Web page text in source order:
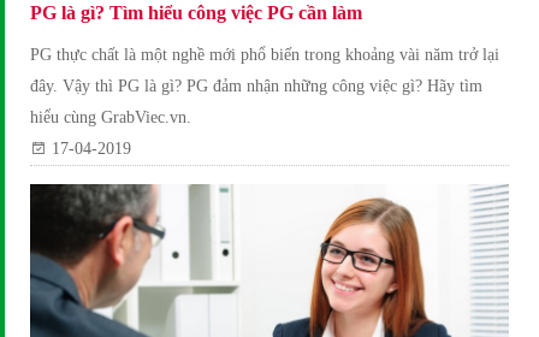
PG là gì? Tìm hiểu công việc PG cần làm
PG thực chất là một nghề mới phổ biến trong khoảng vài năm trở lại
đây. Vậy thì PG là gì? PG đảm nhận những công việc gì? Hãy tìm
hiểu cùng GrabViec.vn.
17-04-2019